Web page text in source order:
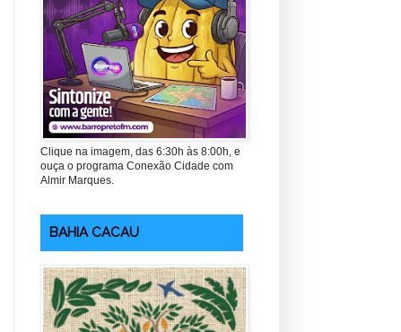
Clique na imagem, das 6:30h às 8:00h, e
ouça o programa Conexão Cidade com
Almir Marques.
BAHIA CACAU